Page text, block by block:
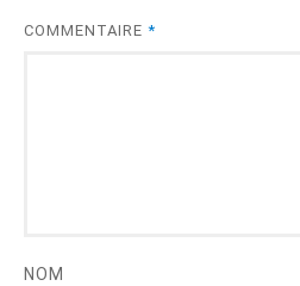
COMMENTAIRE *
NOM